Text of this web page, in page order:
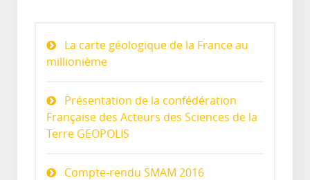
La carte géologique de la France au
millionième
Présentation de la confédération
Française des Acteurs des Sciences de la
Terre GEOPOLIS
Compte-rendu SMAM 2016